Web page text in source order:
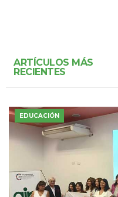
ARTÍCULOS MÁS
RECIENTES
EDUCACIÓN